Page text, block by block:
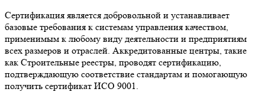
Сертификация является добровольной и устанавливает
базовые требования к системам управления качеством,
применимым к любому виду деятельности и предприятиям
всех размеров и отраслей. Аккредитованные центры, такие
как Строительные реестры, проводят сертификацию,
подтверждающую соответствие стандартам и помогающую
получить сертификат ИСО 9001.